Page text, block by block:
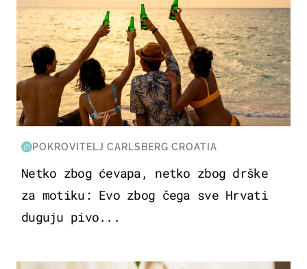
POKROVITELJ CARLSBERG CROATIA
Netko zbog ćevapa, netko zbog drške
za motiku: Evo zbog čega sve Hrvati
duguju pivo...